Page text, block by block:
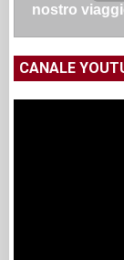
nostro
CANALE